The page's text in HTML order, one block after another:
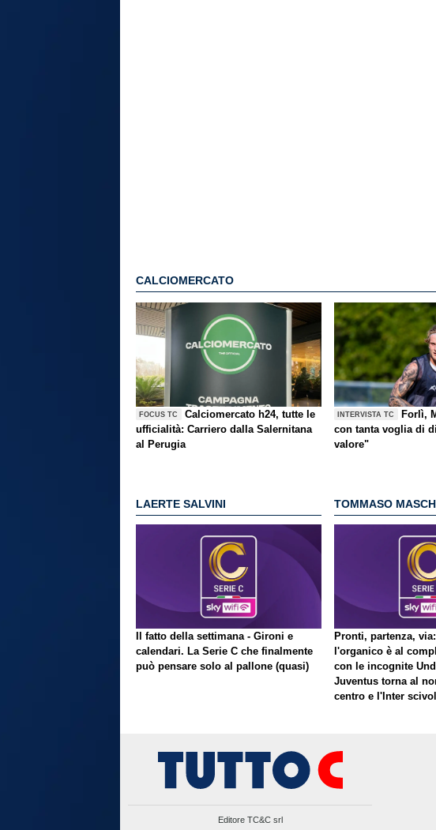
CALCIOMERCATO
FOCUS TC
Calciomercato h24, tutte le
ufficialità: Carriero dalla Salernitana
al Perugia
INTERVISTA TC
Forlì,
con tanta voglia di
valore"
LAERTE SALVINI
Il fatto della settimana - Gironi e
calendari. La Serie C che finalmente
può pensare solo al pallone (quasi)
TOMMASO
Pronti, partenza,
l'organico è al
con le incognite
Juventus torna al
centro e l'Inter
Editore TC&C srl